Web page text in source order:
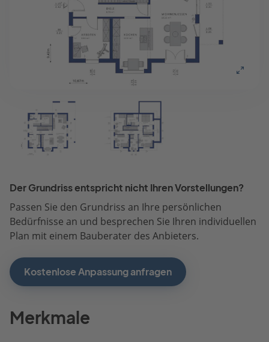
Der Grundriss entspricht nicht Ihren Vorstellungen?
Passen Sie den Grundriss an Ihre persönlichen
Bedürfnisse an und besprechen Sie Ihren individuellen
Plan mit einem Bauberater des Anbieters.
Kostenlose Anpassung anfragen
Merkmale